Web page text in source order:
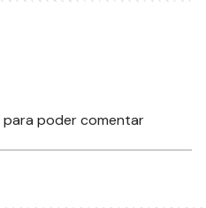
para poder comentar